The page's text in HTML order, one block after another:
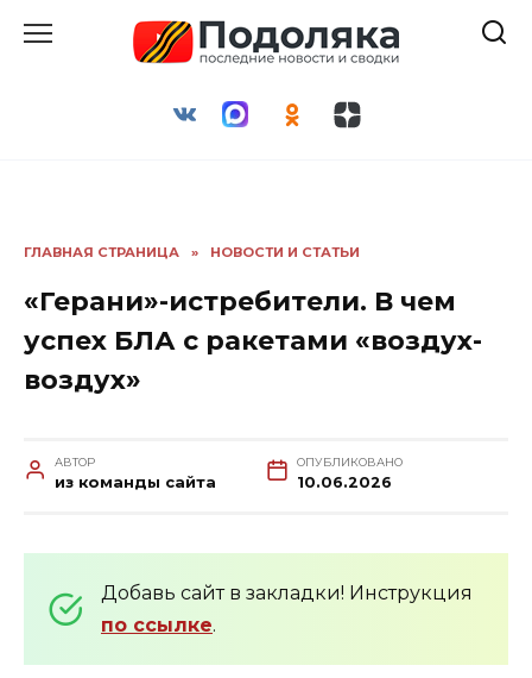
ГЛАВНАЯ СТРАНИЦА » НОВОСТИ И СТАТЬИ
«Герани»-истребители. В чем
успех БЛА с ракетами «воздух-
воздух»
АВТОР
из команды сайта
ОПУБЛИКОВАНО
10.06.2026
Добавь сайт в закладки! Инструкция
по ссылке.